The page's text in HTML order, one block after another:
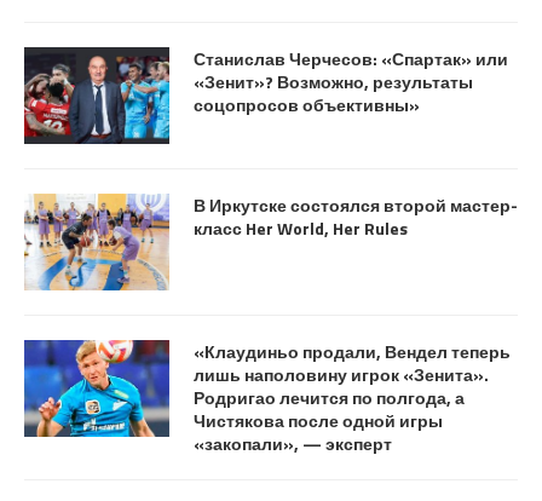
Станислав Черчесов: «Спартак» или
«Зенит»? Возможно, результаты
соцопросов объективны»
В Иркутске состоялся второй мастер-
класс Her World, Her Rules
«Клаудиньо продали, Вендел теперь
лишь наполовину игрок «Зенита».
Родригао лечится по полгода, а
Чистякова после одной игры
«закопали», — эксперт